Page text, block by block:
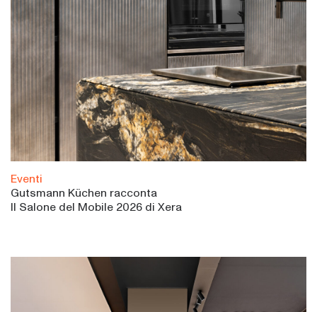
Eventi
Gutsmann Küchen racconta
Il Salone del Mobile 2026 di Xera